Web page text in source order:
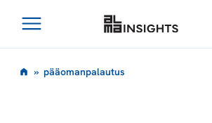
sisältöön
Avaa
p» pääomanpalautus